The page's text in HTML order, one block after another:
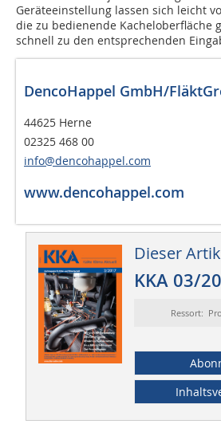
Geräteeinstellung lassen sich leicht
die zu bedienende Kacheloberfläche
schnell zu den entsprechenden
DencoHappel GmbH/
44625 Herne
02325 ​468 00
info@dencohappel.com
www.dencohappel.com
Dieser
KKA 03/
Ressort: